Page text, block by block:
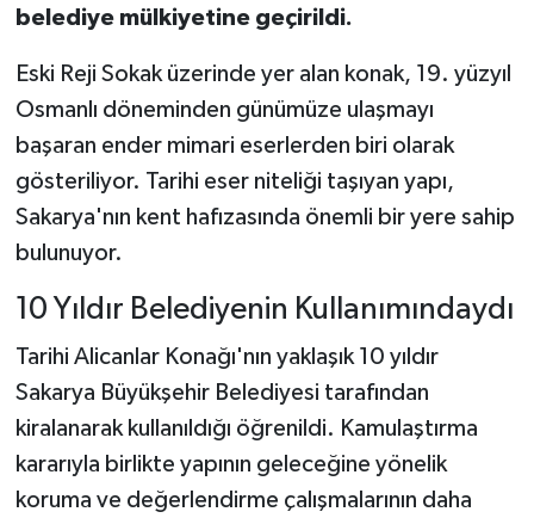
belediye mülkiyetine geçirildi.
Eski Reji Sokak üzerinde yer alan konak, 19. yüzyıl
Osmanlı döneminden günümüze ulaşmayı
başaran ender mimari eserlerden biri olarak
gösteriliyor. Tarihi eser niteliği taşıyan yapı,
Sakarya'nın kent hafızasında önemli bir yere sahip
bulunuyor.
10 Yıldır Belediyenin Kullanımındaydı
Tarihi Alicanlar Konağı'nın yaklaşık 10 yıldır
Sakarya Büyükşehir Belediyesi tarafından
kiralanarak kullanıldığı öğrenildi. Kamulaştırma
kararıyla birlikte yapının geleceğine yönelik
koruma ve değerlendirme çalışmalarının daha